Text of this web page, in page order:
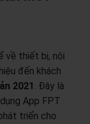
về thiết bị, nội
đến khách
2021 . Đây là
App FPT
triển cho